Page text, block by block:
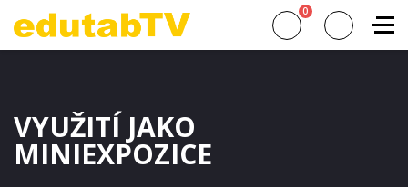
0
VYUŽITÍ JAKO
MINIEXPOZICE